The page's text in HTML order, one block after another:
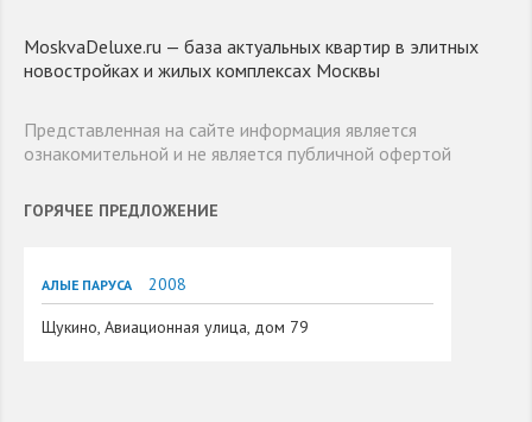
MoskvaDeluxe.ru — база актуальных квартир в элитных
новостройках и жилых комплексах Москвы
Представленная на сайте информация является
ознакомительной и не является публичной офертой
ГОРЯЧЕЕ ПРЕДЛОЖЕНИЕ
АЛЫЕ ПАРУСА
2008
Щукино, Авиационная улица, дом 79